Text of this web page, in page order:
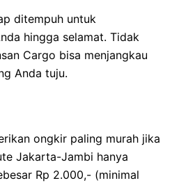
ditempuh untuk
hingga selamat. Tidak
Cargo bisa menjangkau
Anda tuju.
ongkir paling murah jika
Jakarta-Jambi hanya
Rp 2.000,- (minimal